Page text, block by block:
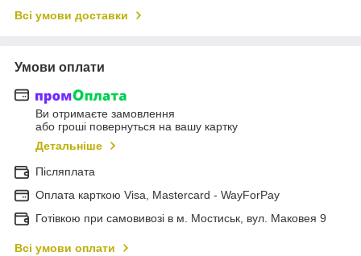
Всі умови доставки
Умови оплати
Ви отримаєте замовлення
або гроші повернуться на вашу картку
Детальніше
Післяплата
Оплата карткою Visa, Mastercard - WayForPay
Готівкою при самовивозі в м. Мостиськ, вул. Маковея 9
Всі умови оплати